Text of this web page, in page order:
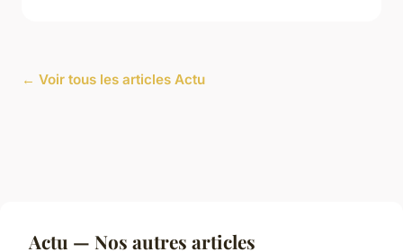
← Voir tous les articles Actu
Actu — Nos autres articles